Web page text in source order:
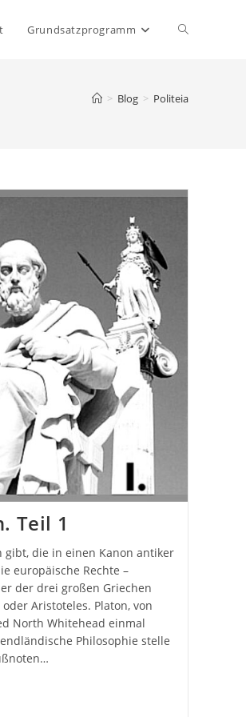
Grundsatzprogramm Website-
> Blog > Politeia
Teil 1
gibt, die in einen Kanon antiker
europäische Rechte –
der drei großen Griechen
Aristoteles. Platon, von
North Whitehead einmal
Philosophie stelle